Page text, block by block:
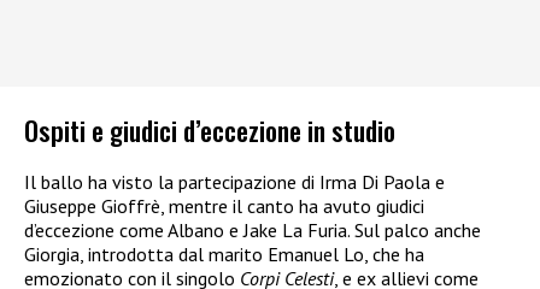
Ospiti e giudici d’eccezione in studio
Il ballo ha visto la partecipazione di Irma Di Paola e
Giuseppe Gioffrè, mentre il canto ha avuto giudici
d’eccezione come Albano e Jake La Furia. Sul palco anche
Giorgia, introdotta dal marito Emanuel Lo, che ha
emozionato con il singolo Corpi Celesti, e ex allievi come